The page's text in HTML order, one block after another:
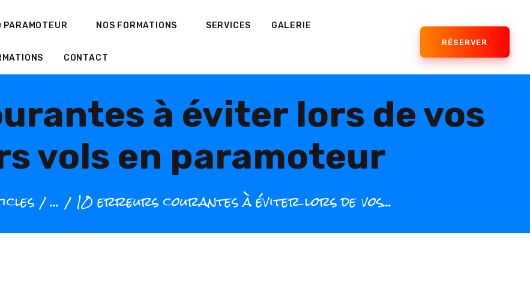
PARAMOTEUR NOS FORMATIONS SERVICES GALERIE
CONTACT
RÉSERVER
à éviter lors de vos
vols en paramoteur
... 10 erreurs courantes à éviter lors de vos...
Airpro Paramoteur
FORMATIONS